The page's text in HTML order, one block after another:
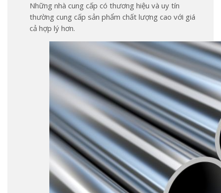
Những nhà cung cấp có thương hiệu và uy tín
thường cung cấp sản phẩm chất lượng cao với giá
cả hợp lý hơn.